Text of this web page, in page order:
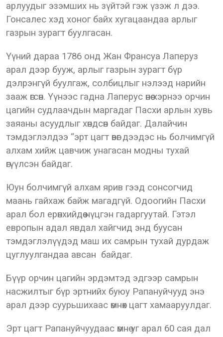
арлуудыг эзэмших нь зүйтэй гэж үзэж л дээ.
Гонсалес хэд хоног байх хугацаандаа арлыг
газрын зурагт буулгасан.
Үүний дараа 1786 онд Жан Франсуа Лаперуз
арал дээр бууж, арлыг газрын зурагт бүр
дэлрэнгүй буулгаж, солбицлыг нэлээд нарийн
зааж өгсөн. Үүнээс гадна Лаперус өнөө хэрнээ орчин
цагийн судлаачдын маргадаг Пасхи арлын хувь
заяаны асуудлыг хөндсөн байдаг. Далайчин
тэмдэглэлдээ “эрт цагт өвөг дээдэс нь болчимгүй
алхам хийж цавчиж унагасан модны тухай
өгүүлсэн байдаг.
Юун болчимгүй алхам ярив гээд сонсогчид
маань гайхаж байж магадгүй. Одоогийн Пасхи
арал бол ерөнхийдөө нүцгэн гадаргуутай. Гэтэл
европын адал явдал хайгчид энд буусан
тэмдэглэлүүдэд маш их самрын тухай дурдаж
цуглуулгандаа авсан байдаг.
Бүүр орчин цагийн эрдэмтэд эдгээр самрын
насжилтыг бүр эртнийх буюу Рапануйчууд энэ
арал дээр суурьшихаас өмнөх цагт хамааруулдаг.
Эрт цагт Рапануйчуудаас өмнө уг арал 60 сая дал